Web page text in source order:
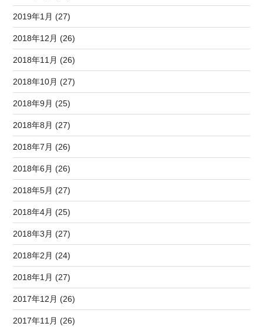
2019年1月 (27)
2018年12月 (26)
2018年11月 (26)
2018年10月 (27)
2018年9月 (25)
2018年8月 (27)
2018年7月 (26)
2018年6月 (26)
2018年5月 (27)
2018年4月 (25)
2018年3月 (27)
2018年2月 (24)
2018年1月 (27)
2017年12月 (26)
2017年11月 (26)